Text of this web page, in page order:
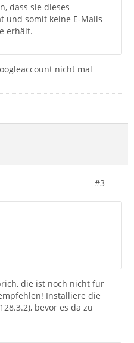
dass sie dieses
und somit keine E-Mails
erhält.
nicht mal
#3
die ist noch nicht für
Installiere die
bevor es da zu